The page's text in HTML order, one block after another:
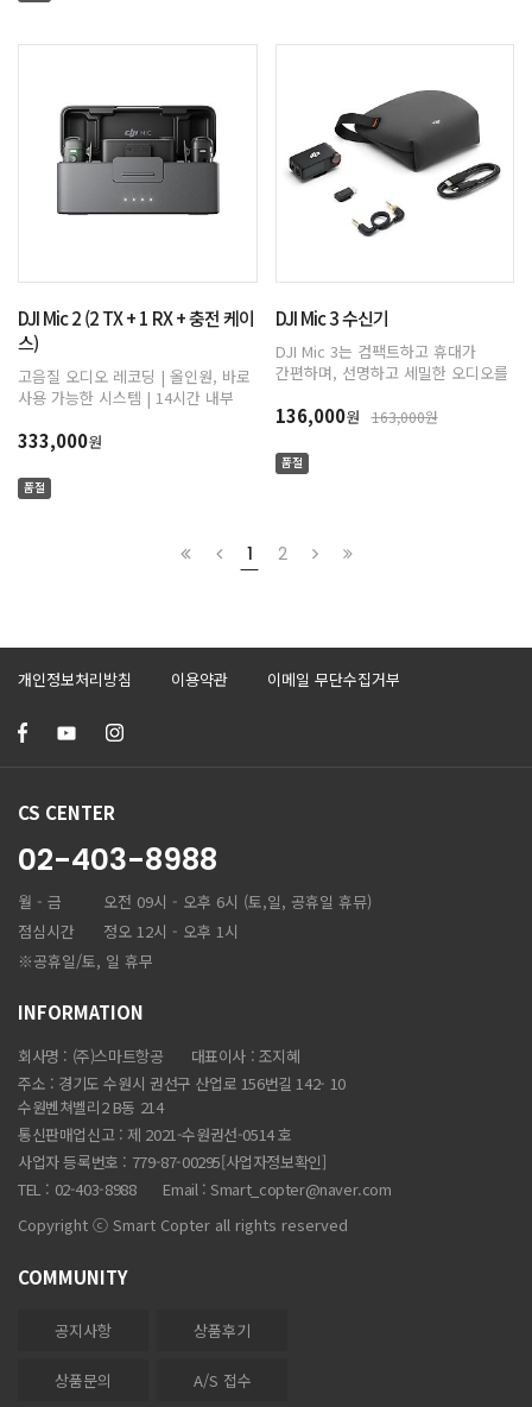
DJI Mic 2 (2 TX + 1 RX + 충전 케이
스)
고음질 오디오 레코딩 | 올인원, 바로
사용 가능한 시스템 | 14시간 내부
인텔리전트 노이즈 캔슬링, 또렷하고
18시간 배터리 사용
333,000원
품절
DJI Mic 3 수신기
DJI Mic 3는 컴팩트하고 휴대가
간편하며, 선명하고 세밀한 오디오를
조절, 음성 톤 프리셋을 통해 어떤
발휘합니다.
136,000원 163,000원
품절
1 2
개인정보처리방침 이용약관 이메일 무단수집거부
CS CENTER
02-403-8988
월 - 금
오전 09시 - 오후 6시 (토,일, 공휴일 휴뮤)
점심시간
정오 12시 - 오후 1시
※공휴일/토, 일 휴무
INFORMATION
회사명 : (주)스마트항공
대표이사 : 조지혜
주소 : 경기도 수원시 권선구 산업로 156번길 142- 10
수원벤쳐벨리2 B동 214
통신판매업신고 : 제 2021-수원권선-0514 호
사업자 등록번호 : 779-87-00295[사업자정보확인]
TEL : 02-403-8988
Email :Smart_copter@naver.com
Copyright ⓒ Smart Copter all rights reserved
COMMUNITY
공지사항 상품후기
상품문의 A/S 접수